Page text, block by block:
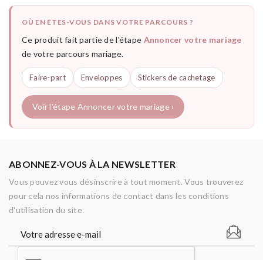
OÙ EN ÊTES-VOUS DANS VOTRE PARCOURS ?
Ce produit fait partie de l'étape Annoncer votre mariage
de votre parcours mariage.
Faire-part Enveloppes Stickers de cachetage
Voir l'étape Annoncer votre mariage ›
ABONNEZ-VOUS À LA NEWSLETTER
Vous pouvez vous désinscrire à tout moment. Vous trouverez
pour cela nos informations de contact dans les conditions
d'utilisation du site.